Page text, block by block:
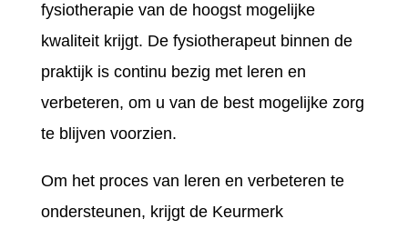
fysiotherapie van de hoogst mogelijke
kwaliteit krijgt. De fysiotherapeut binnen de
praktijk is continu bezig met leren en
verbeteren, om u van de best mogelijke zorg
te blijven voorzien.
Om het proces van leren en verbeteren te
ondersteunen, krijgt de Keurmerk